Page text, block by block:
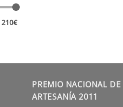
210€
PREMIO NACIONAL DE
ARTESANÍA 2011